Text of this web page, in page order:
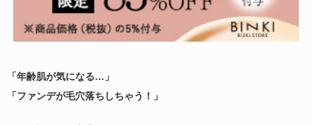
「年齢肌が気になる…」
「ファンデが毛穴落ちしちゃう！」